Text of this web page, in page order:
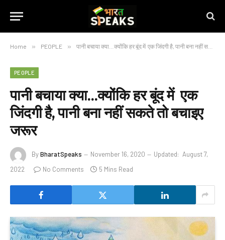
Home » PEOPLE » पानी बचाया क्या…क्योंकि हर बूंद में एक जिंदगी है, पानी बना नहीं सकते तो बचाइए जरूर
PEOPLE
पानी बचाया क्या…क्योंकि हर बूंद में एक
जिंदगी है, पानी बना नहीं सकते तो बचाइए
जरूर
ByBharatSpeaks November 16, 2020 Updated: August 7,
2022
No Comments 5 Mins Read